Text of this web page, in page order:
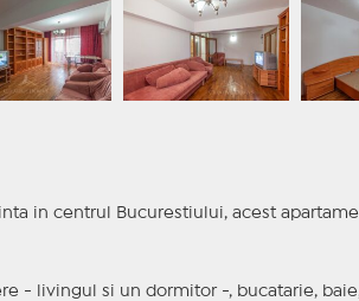
in centrul Bucurestiului, acest
- livingul si un dormitor -, bucatarie,